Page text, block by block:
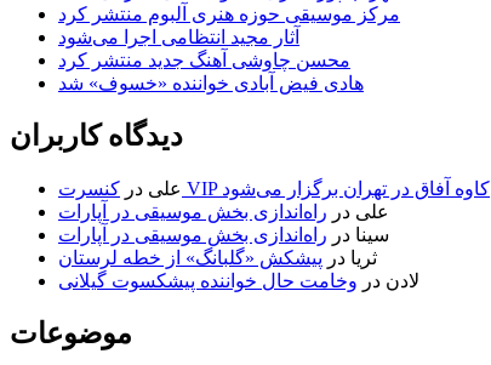
مرکز موسیقی حوزه هنری آلبوم منتشر کرد
آثار مجید انتظامی اجرا می‌شود
محسن چاوشی آهنگ جدید منتشر کرد
هادی فیض آبادی خواننده «خسوف» شد
دیدگاه کاربران
علی در
کنسرت VIP کاوه آفاق در تهران برگزار می‌شود
علی در راه‌اندازی بخش موسیقی در آپارات
سینا در راه‌اندازی بخش موسیقی در آپارات
ثریا در پیشکش «گلبانگ» از خطه لرستان
لادن در وخامت حال خواننده پیشکسوت گیلانی
موضوعات